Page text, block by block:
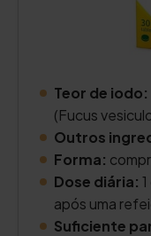
Teor de iodo:
(Fucus
Outros
Forma:
Dose diária:
após uma
Suficiente